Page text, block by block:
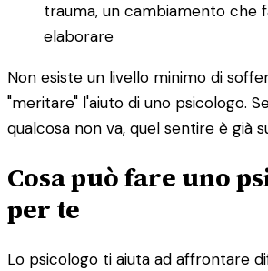
trauma, un cambiamento che
elaborare
Non esiste un livello minimo di
"meritare" l'aiuto di uno psicologo.
qualcosa non va, quel sentire è già
Cosa può fare uno
per te
Lo psicologo ti aiuta ad affrontare